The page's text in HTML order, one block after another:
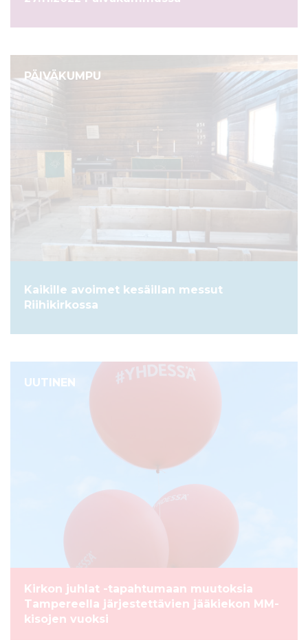
PÄIVÄKUMPU
Kaikille avoimet kesäillan messut
Riihikirkossa
UUTINEN
Kirkon juhlat -tapahtumaan muutoksia
Tampereella järjestettävien jääkiekon MM-
kisojen vuoksi